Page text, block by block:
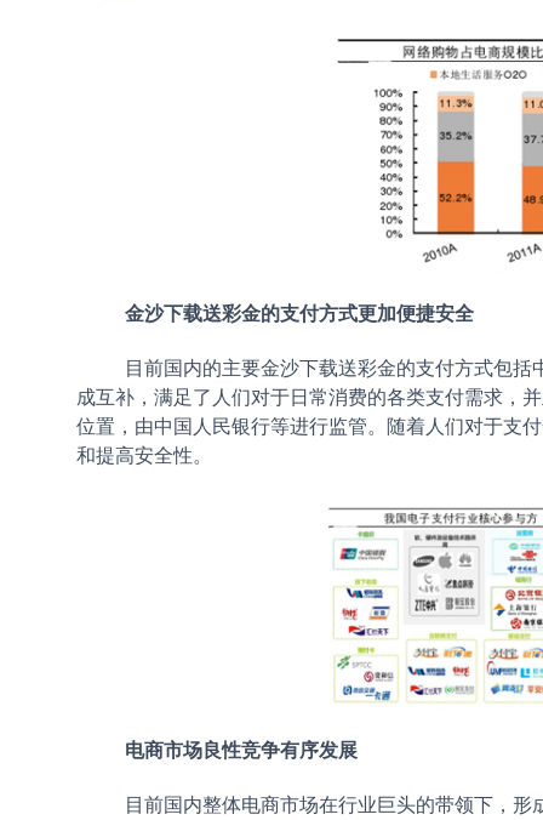
金沙下载送彩金的支付方式更加便捷安全
目前国内的主要金沙下载送彩金的支付方式包
成互补，满足了人们对于日常消费的各类支付需求，
位置，由中国人民银行等进行监管。随着人们对于支
和提高安全性。
电商市场良性竞争有序发展
目前国内整体电商市场在行业巨头的带领下，形